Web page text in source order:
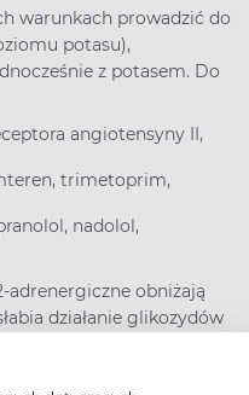
warunkach prowadzić do
potasu),
z potasem. Do
angiotensyny II,
trimetoprim,
nadolol,
adrenergiczne obniżają
działanie glikozydów